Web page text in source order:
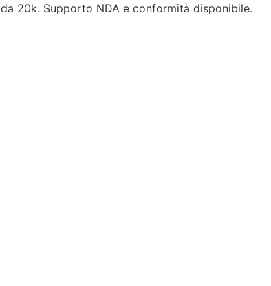
20k. Supporto NDA e conformità disponibile.